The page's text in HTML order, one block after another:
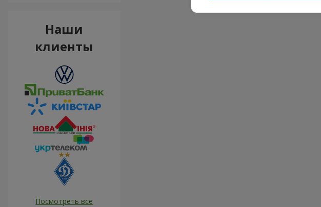
Наши
клиенты
Посмотреть все